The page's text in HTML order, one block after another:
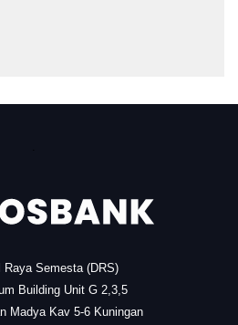
Raya Semesta (DRS)
Building Unit G 2,3,5
Madya Kav 5-6 Kuningan